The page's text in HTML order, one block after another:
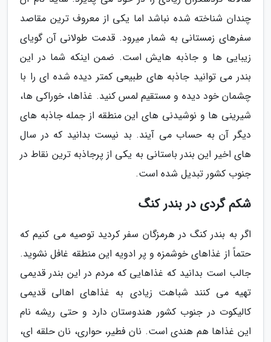
چندان شناخته شده نباشد اما یکی از معروف ترین مقاصد
سفرهای زمستانی به شمار میرود. قدمت طولانی آن گویای
زیبایی ها و جاذبه هایش است. ضمن اینکه شما در این
بندر می توانید جاذبه های طبیعی کمتر دیده شده ای را با
چشمان خود دیده و مستقیم لمس کنید. غذاها، خوراکی ها،
شیرینی ها و نوشیدنی های این منطقه از جمله جاذبه های
دیگر آن به حساب می آیند. بد نیست بدانید که در سال
های اخیر این بندر باستانی به یکی از پرجاذبه ترین نقاط در
جنوب کشور تبدیل شده است.
شکم گردی در بندر کنگ
اگر به بندر کنگ در هرمزگان سفر کردید توصیه می کنیم که
حتماً از غذاهای خوشمزه و پر ادویه این منطقه غافل نشوید.
جالب است بدانید که غذاهایی که مردم در این بندر قدیمی
تهیه می کنند شباهت زیادی به غذاهای اهالی قدیمی
کالیکوت در جنوب کشور هندوستان دارد و حتی ریشه نام
این غذاها هم هندی است. نان فطیر، حواری، نان حلقه ای،